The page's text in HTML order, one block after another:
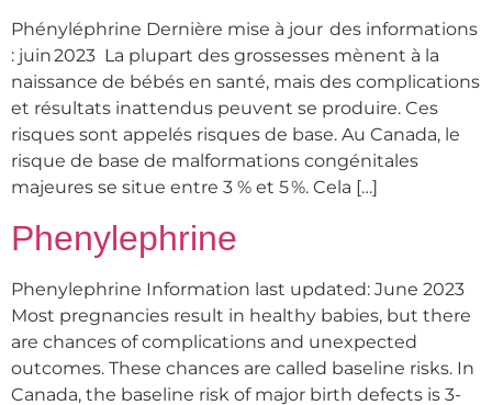
Phényléphrine Dernière mise à jour des informations
: juin 2023 La plupart des grossesses mènent à la
naissance de bébés en santé, mais des complications
et résultats inattendus peuvent se produire. Ces
risques sont appelés risques de base. Au Canada, le
risque de base de malformations congénitales
majeures se situe entre 3 % et 5 %. Cela […]
Phenylephrine
Phenylephrine Information last updated: June 2023
Most pregnancies result in healthy babies, but there
are chances of complications and unexpected
outcomes. These chances are called baseline risks. In
Canada, the baseline risk of major birth defects is 3-